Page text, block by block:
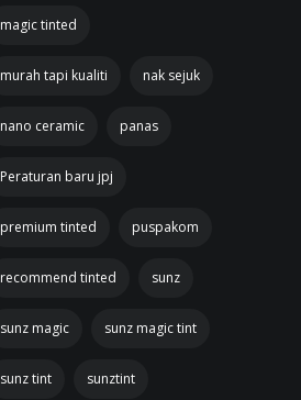
magic tinted
murah tapi kualiti nak sejuk
nano ceramic panas
Peraturan baru jpj
premium tinted puspakom
recommend tinted sunz
sunz magic sunz magic tint
sunz tint sunztint